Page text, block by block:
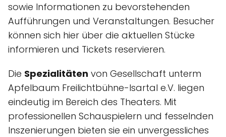
sowie Informationen zu bevorstehenden
Aufführungen und Veranstaltungen. Besucher
können sich hier über die aktuellen Stücke
informieren und Tickets reservieren.
Die Spezialitäten von Gesellschaft unterm
Apfelbaum Freilichtbühne-Isartal e.V. liegen
eindeutig im Bereich des Theaters. Mit
professionellen Schauspielern und fesselnden
Inszenierungen bieten sie ein unvergessliches